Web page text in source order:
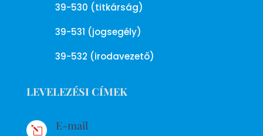
39-530 (titkárság)
39-531 (jogsegély)
39-532 (irodavezető)
LEVELEZÉSI CÍMEK
l E-mail